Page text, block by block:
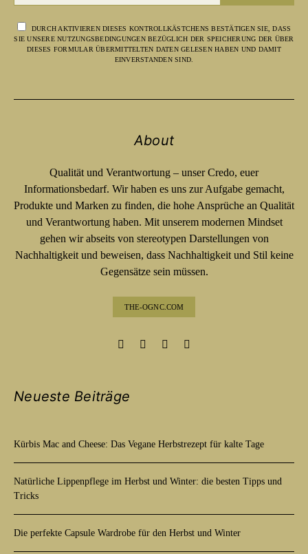
DURCH AKTIVIEREN DIESES KONTROLLKÄSTCHENS BESTÄTIGEN SIE, DASS
SIE UNSERE NUTZUNGSBEDINGUNGEN BEZÜGLICH DER SPEICHERUNG DER ÜBER
DIESES FORMULAR ÜBERMITTELTEN DATEN GELESEN HABEN UND DAMIT
EINVERSTANDEN SIND.
About
Qualität und Verantwortung – unser Credo, euer
Informationsbedarf. Wir haben es uns zur Aufgabe gemacht,
Produkte und Marken zu finden, die hohe Ansprüche an Qualität
und Verantwortung haben. Mit unserem modernen Mindset
gehen wir abseits von stereotypen Darstellungen von
Nachhaltigkeit und beweisen, dass Nachhaltigkeit und Stil keine
Gegensätze sein müssen.
THE-OGNC.COM
Neueste Beiträge
Kürbis Mac and Cheese: Das Vegane Herbstrezept für kalte Tage
Natürliche Lippenpflege im Herbst und Winter: die besten Tipps und
Tricks
Die perfekte Capsule Wardrobe für den Herbst und Winter